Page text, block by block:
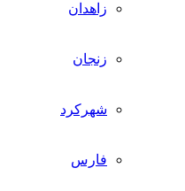
زاهدان
زنجان
شهرکرد
فارس